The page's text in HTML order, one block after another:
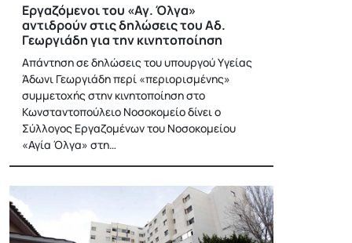
Εργαζόμενοι του «Αγ. Όλγα»
αντιδρούν στις δηλώσεις του Αδ.
Γεωργιάδη για την κινητοποίηση
Απάντηση σε δηλώσεις του υπουργού Υγείας
Άδωνι Γεωργιάδη περί «περιορισμένης»
συμμετοχής στην κινητοποίηση στο
Κωνσταντοπούλειο Νοσοκομείο δίνει ο
Σύλλογος Εργαζομένων του Νοσοκομείου
«Αγία Όλγα» στη…